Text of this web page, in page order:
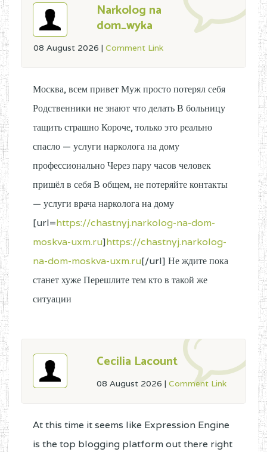
Narkolog na
dom_wyka
08 August 2026 | Comment Link
Москва, всем привет Муж просто потерял себя
Родственники не знают что делать В больницу
тащить страшно Короче, только это реально
спасло — услуги нарколога на дому
профессионально Через пару часов человек
пришёл в себя В общем, не потеряйте контакты
— услуги врача нарколога на дому
[url=https://chastnyj.narkolog-na-dom-
moskva-uxm.ru]https://chastnyj.narkolog-
na-dom-moskva-uxm.ru[/url] Не ждите пока
станет хуже Перешлите тем кто в такой же
ситуации
Cecilia Lacount
08 August 2026 | Comment Link
At this time it seems like Expression Engine
is the top blogging platform out there right